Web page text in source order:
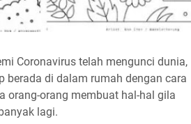
Coronavirus telah mengunci dunia,
di dalam rumah dengan cara
orang-orang membuat hal-hal gila
lagi.